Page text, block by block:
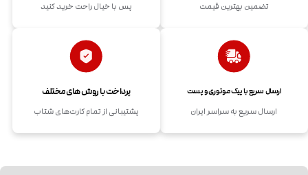
تضمین بهترین قیمت پس با خیال راحت خرید کنید
ارسال سریع با پیک موتوری و پست
ارسال سریع به سراسر ایران
پرداخت با روش های مختلف
پشتیبانی از تمام کارت‌های شتاب